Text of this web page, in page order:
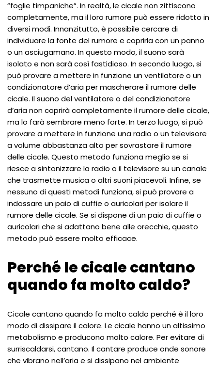
“foglie timpaniche”. In realtà, le cicale non zittiscono
completamente, ma il loro rumore può essere ridotto in
diversi modi. Innanzitutto, è possibile cercare di
individuare la fonte del rumore e coprirla con un panno
o un asciugamano. In questo modo, il suono sarà
isolato e non sarà così fastidioso. In secondo luogo, si
può provare a mettere in funzione un ventilatore o un
condizionatore d’aria per mascherare il rumore delle
cicale. Il suono del ventilatore o del condizionatore
d’aria non coprirà completamente il rumore delle cicale,
ma lo farà sembrare meno forte. In terzo luogo, si può
provare a mettere in funzione una radio o un televisore
a volume abbastanza alto per sovrastare il rumore
delle cicale. Questo metodo funziona meglio se si
riesce a sintonizzare la radio o il televisore su un canale
che trasmette musica o altri suoni piacevoli. Infine, se
nessuno di questi metodi funziona, si può provare a
indossare un paio di cuffie o auricolari per isolare il
rumore delle cicale. Se si dispone di un paio di cuffie o
auricolari che si adattano bene alle orecchie, questo
metodo può essere molto efficace.
Perché le cicale cantano
quando fa molto caldo?
Cicale cantano quando fa molto caldo perché è il loro
modo di dissipare il calore. Le cicale hanno un altissimo
metabolismo e producono molto calore. Per evitare di
surriscaldarsi, cantano. Il cantare produce onde sonore
che vibrano nell’aria e si dissipano nel ambiente